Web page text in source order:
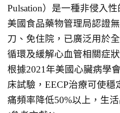
Pulsation）是一種非侵入
美國食品藥物管理局認證
刀、免住院，已廣泛用於
循環及緩解心血管相關症狀
根據2021年美國心臟病學
床試驗，EECP治療可使
痛頻率降低50%以上，生